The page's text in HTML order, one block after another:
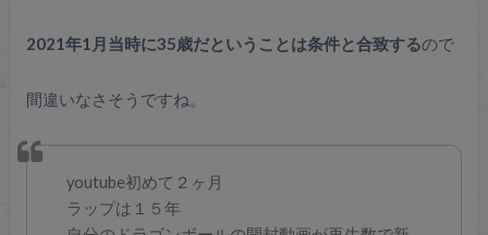
2021年1月当時に35歳だということは条件と合致するので
間違いなさそうですね。
youtube初めて２ヶ月
ラップは１５年